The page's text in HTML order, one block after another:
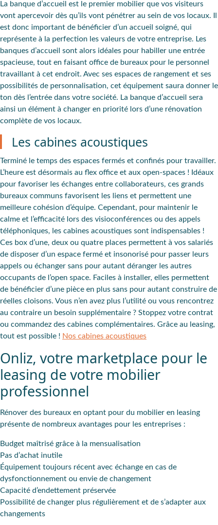
La banque d’accueil est le premier mobilier que vos visiteurs
vont apercevoir dès qu’ils vont pénétrer au sein de vos locaux. Il
est donc important de bénéficier d’un accueil soigné, qui
représente à la perfection les valeurs de votre entreprise. Les
banques d’accueil sont alors idéales pour habiller une entrée
spacieuse, tout en faisant office de bureaux pour le personnel
travaillant à cet endroit. Avec ses espaces de rangement et ses
possibilités de personnalisation, cet équipement saura donner le
ton dès l’entrée dans votre société. La banque d’accueil sera
ainsi un élément à changer en priorité lors d’une rénovation
complète de vos locaux.
Les cabines acoustiques
Terminé le temps des espaces fermés et confinés pour travailler.
L’heure est désormais au flex office et aux open-spaces ! Idéaux
pour favoriser les échanges entre collaborateurs, ces grands
bureaux communs favorisent les liens et permettent une
meilleure cohésion d’équipe. Cependant, pour maintenir le
calme et l’efficacité lors des visioconférences ou des appels
téléphoniques, les cabines acoustiques sont indispensables !
Ces box d’une, deux ou quatre places permettent à vos salariés
de disposer d’un espace fermé et insonorisé pour passer leurs
appels ou échanger sans pour autant déranger les autres
occupants de l’open space. Faciles à installer, elles permettent
de bénéficier d’une pièce en plus sans pour autant construire de
réelles cloisons. Vous n’en avez plus l’utilité ou vous rencontrez
au contraire un besoin supplémentaire ? Stoppez votre contrat
ou commandez des cabines complémentaires. Grâce au leasing,
tout est possible ! Nos cabines acoustiques
Onliz, votre marketplace pour le
leasing de votre mobilier
professionnel
Rénover des bureaux en optant pour du mobilier en leasing
présente de nombreux avantages pour les entreprises :
Budget maîtrisé grâce à la mensualisation
Pas d’achat inutile
Équipement toujours récent avec échange en cas de
dysfonctionnement ou envie de changement
Capacité d’endettement préservée
Possibilité de changer plus régulièrement et de s’adapter aux
changements